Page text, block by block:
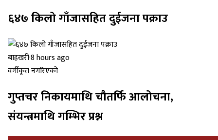
६४७ किलो गाँजासहित दुईजना पक्राउ
बाह्रखरी·8 hours ago
वर्गीकृत नगरिएको
गुप्तचर निकायमाथि चौतर्फि आलोचना,
संयन्त्रमाथि गम्भिर प्रश्न